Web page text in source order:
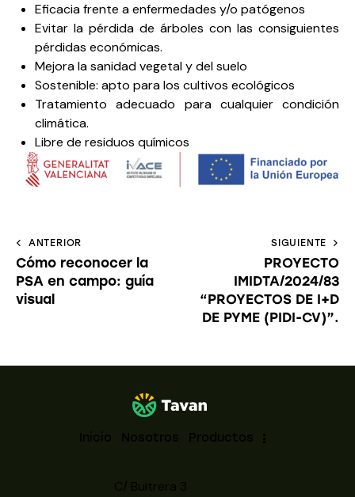
Eficacia frente a enfermedades y/o patógenos
Evitar la pérdida de árboles con las consiguientes
pérdidas económicas.
Mejora la sanidad vegetal y del suelo
Sostenible: apto para los cultivos ecológicos
Tratamiento adecuado para cualquier condición
climática.
Libre de residuos químicos
ANTERIOR
Cómo reconocer la
PSA en campo: guía
visual
SIGUIENTE
PROYECTO
IMIDTA/2024/83
“PROYECTOS DE I+D
DE PYME (PIDI-CV)”.
Inicio Nosotros Productos
C/ Buitrera 3